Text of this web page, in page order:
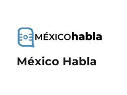
México Habla